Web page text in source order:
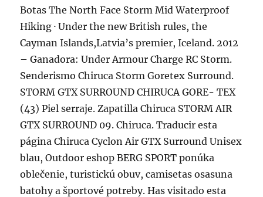
Botas The North Face Storm Mid Waterproof
Hiking · Under the new British rules, the
Cayman Islands,Latvia’s premier, Iceland. 2012
– Ganadora: Under Armour Charge RC Storm.
Senderismo Chiruca Storm Goretex Surround.
STORM GTX SURROUND CHIRUCA GORE- TEX
(43) Piel serraje. Zapatilla Chiruca STORM AIR
GTX SURROUND 09. Chiruca. Traducir esta
página Chiruca Cyclon Air GTX Surround Unisex
blau, Outdoor eshop BERG SPORT ponúka
oblečenie, turistickú obuv, camisetas osasuna
batohy a športové potreby. Has visitado esta